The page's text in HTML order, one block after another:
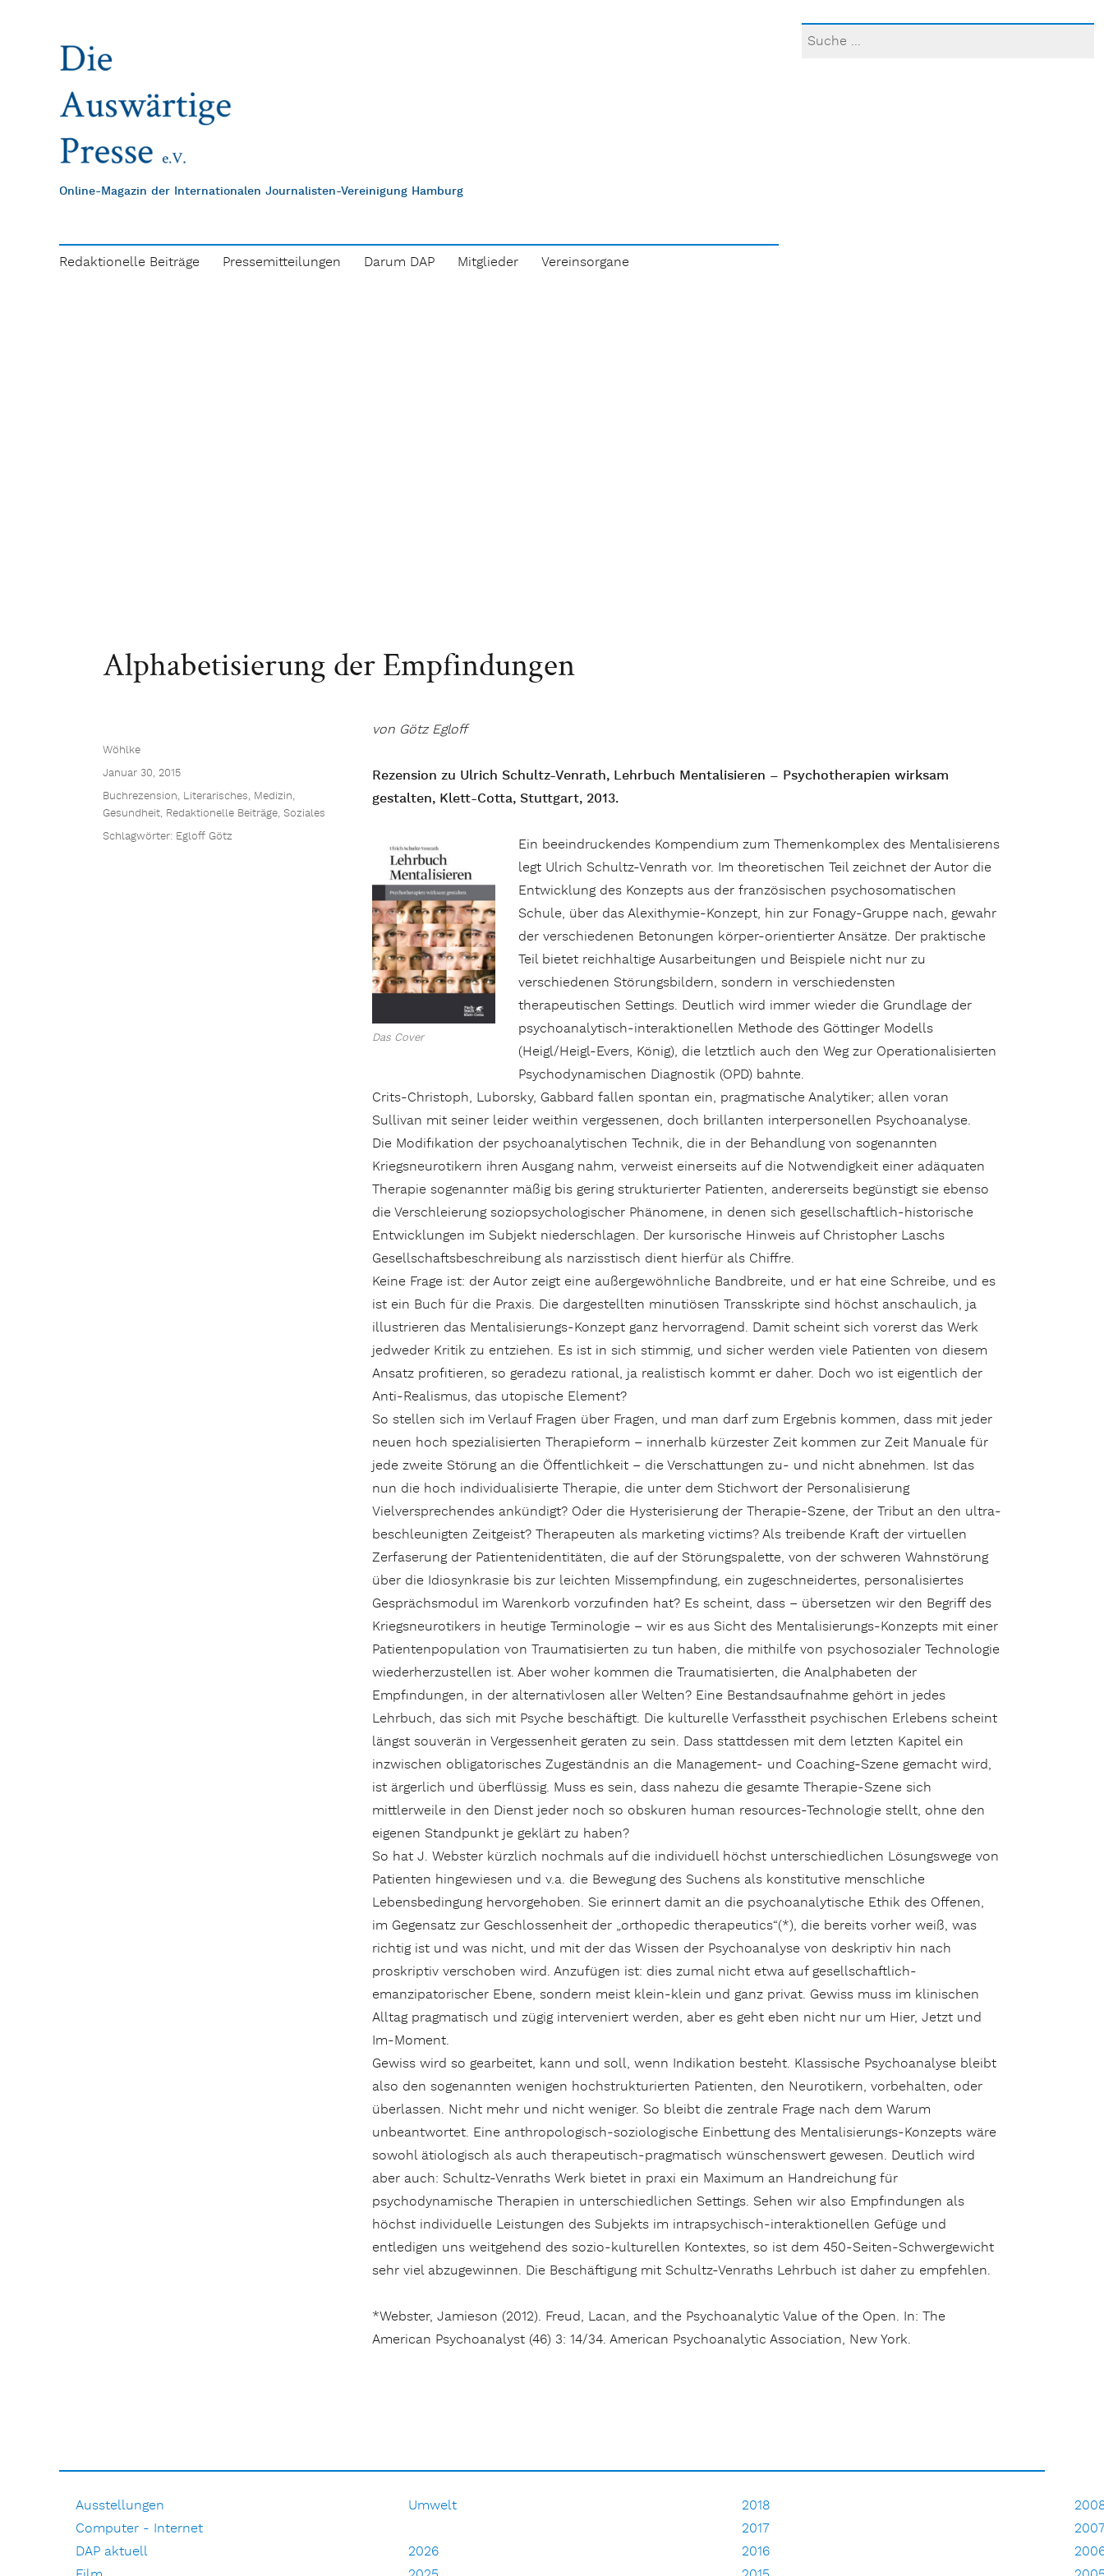
Online-Magazin der Internationalen Journalisten-Vereinigung Hamburg
Redaktionelle Beiträge Pressemitteilungen Darum DAP Mitglieder Vereinsorgane
Alphabetisierung der Empfindungen
von Götz Egloff
Rezension zu Ulrich Schultz-Venrath, Lehrbuch Mentalisieren – Psychotherapien wirksam
gestalten, Klett-Cotta, Stuttgart, 2013.
Das Cover
Ein beeindruckendes Kompendium zum Themenkomplex des Mentalisierens
legt Ulrich Schultz-Venrath vor. Im theoretischen Teil zeichnet der Autor die
Entwicklung des Konzepts aus der französischen psychosomatischen
Schule, über das Alexithymie-Konzept, hin zur Fonagy-Gruppe nach, gewahr
der verschiedenen Betonungen körper-orientierter Ansätze. Der praktische
Teil bietet reichhaltige Ausarbeitungen und Beispiele nicht nur zu
verschiedenen Störungsbildern, sondern in verschiedensten
therapeutischen Settings. Deutlich wird immer wieder die Grundlage der
psychoanalytisch-interaktionellen Methode des Göttinger Modells
(Heigl/Heigl-Evers, König), die letztlich auch den Weg zur Operationalisierten
Psychodynamischen Diagnostik (OPD) bahnte.
Crits-Christoph, Luborsky, Gabbard fallen spontan ein, pragmatische Analytiker; allen voran
Sullivan mit seiner leider weithin vergessenen, doch brillanten interpersonellen Psychoanalyse.
Die Modifikation der psychoanalytischen Technik, die in der Behandlung von sogenannten
Kriegsneurotikern ihren Ausgang nahm, verweist einerseits auf die Notwendigkeit einer adäquaten
Therapie sogenannter mäßig bis gering strukturierter Patienten, andererseits begünstigt sie ebenso
die Verschleierung soziopsychologischer Phänomene, in denen sich gesellschaftlich-historische
Entwicklungen im Subjekt niederschlagen. Der kursorische Hinweis auf Christopher Laschs
Gesellschaftsbeschreibung als narzisstisch dient hierfür als Chiffre.
Keine Frage ist: der Autor zeigt eine außergewöhnliche Bandbreite, und er hat eine Schreibe, und es
ist ein Buch für die Praxis. Die dargestellten minutiösen Transskripte sind höchst anschaulich, ja
illustrieren das Mentalisierungs-Konzept ganz hervorragend. Damit scheint sich vorerst das Werk
jedweder Kritik zu entziehen. Es ist in sich stimmig, und sicher werden viele Patienten von diesem
Ansatz profitieren, so geradezu rational, ja realistisch kommt er daher. Doch wo ist eigentlich der
Anti-Realismus, das utopische Element?
So stellen sich im Verlauf Fragen über Fragen, und man darf zum Ergebnis kommen, dass mit jeder
neuen hoch spezialisierten Therapieform – innerhalb kürzester Zeit kommen zur Zeit Manuale für
jede zweite Störung an die Öffentlichkeit – die Verschattungen zu- und nicht abnehmen. Ist das
nun die hoch individualisierte Therapie, die unter dem Stichwort der Personalisierung
Vielversprechendes ankündigt? Oder die Hysterisierung der Therapie-Szene, der Tribut an den ultra-
beschleunigten Zeitgeist? Therapeuten als marketing victims? Als treibende Kraft der virtuellen
Zerfaserung der Patientenidentitäten, die auf der Störungspalette, von der schweren Wahnstörung
über die Idiosynkrasie bis zur leichten Missempfindung, ein zugeschneidertes, personalisiertes
Gesprächsmodul im Warenkorb vorzufinden hat? Es scheint, dass – übersetzen wir den Begriff des
Kriegsneurotikers in heutige Terminologie – wir es aus Sicht des Mentalisierungs-Konzepts mit einer
Patientenpopulation von Traumatisierten zu tun haben, die mithilfe von psychosozialer Technologie
wiederherzustellen ist. Aber woher kommen die Traumatisierten, die Analphabeten der
Empfindungen, in der alternativlosen aller Welten? Eine Bestandsaufnahme gehört in jedes
Lehrbuch, das sich mit Psyche beschäftigt. Die kulturelle Verfasstheit psychischen Erlebens scheint
längst souverän in Vergessenheit geraten zu sein. Dass stattdessen mit dem letzten Kapitel ein
inzwischen obligatorisches Zugeständnis an die Management- und Coaching-Szene gemacht wird,
ist ärgerlich und überflüssig. Muss es sein, dass nahezu die gesamte Therapie-Szene sich
mittlerweile in den Dienst jeder noch so obskuren human resources-Technologie stellt, ohne den
eigenen Standpunkt je geklärt zu haben?
So hat J. Webster kürzlich nochmals auf die individuell höchst unterschiedlichen Lösungswege von
Patienten hingewiesen und v.a. die Bewegung des Suchens als konstitutive menschliche
Lebensbedingung hervorgehoben. Sie erinnert damit an die psychoanalytische Ethik des Offenen,
im Gegensatz zur Geschlossenheit der „orthopedic therapeutics“(*), die bereits vorher weiß, was
richtig ist und was nicht, und mit der das Wissen der Psychoanalyse von deskriptiv hin nach
proskriptiv verschoben wird. Anzufügen ist: dies zumal nicht etwa auf gesellschaftlich-
emanzipatorischer Ebene, sondern meist klein-klein und ganz privat. Gewiss muss im klinischen
Alltag pragmatisch und zügig interveniert werden, aber es geht eben nicht nur um Hier, Jetzt und
Im-Moment.
Gewiss wird so gearbeitet, kann und soll, wenn Indikation besteht. Klassische Psychoanalyse bleibt
also den sogenannten wenigen hochstrukturierten Patienten, den Neurotikern, vorbehalten, oder
überlassen. Nicht mehr und nicht weniger. So bleibt die zentrale Frage nach dem Warum
unbeantwortet. Eine anthropologisch-soziologische Einbettung des Mentalisierungs-Konzepts wäre
sowohl ätiologisch als auch therapeutisch-pragmatisch wünschenswert gewesen. Deutlich wird
aber auch: Schultz-Venraths Werk bietet in praxi ein Maximum an Handreichung für
psychodynamische Therapien in unterschiedlichen Settings. Sehen wir also Empfindungen als
höchst individuelle Leistungen des Subjekts im intrapsychisch-interaktionellen Gefüge und
entledigen uns weitgehend des sozio-kulturellen Kontextes, so ist dem 450-Seiten-Schwergewicht
sehr viel abzugewinnen. Die Beschäftigung mit Schultz-Venraths Lehrbuch ist daher zu empfehlen.
*Webster, Jamieson (2012). Freud, Lacan, and the Psychoanalytic Value of the Open. In: The
American Psychoanalyst (46) 3: 14/34. American Psychoanalytic Association, New York.
Wöhlke
Januar 30, 2015
Buchrezension, Literarisches, Medizin,
Gesundheit, Redaktionelle Beiträge, Soziales
Schlagwörter: Egloff Götz
Ausstellungen
Computer - Internet
DAP aktuell
Umwelt
2026
2018
2017
2016